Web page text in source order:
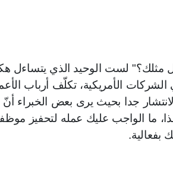
مثلك؟" لست الوحيد الذي يتساءل
الأمريكية، تكلّف أرباب
ما الواجب عليك عمله لتحفيز
بفعالية.